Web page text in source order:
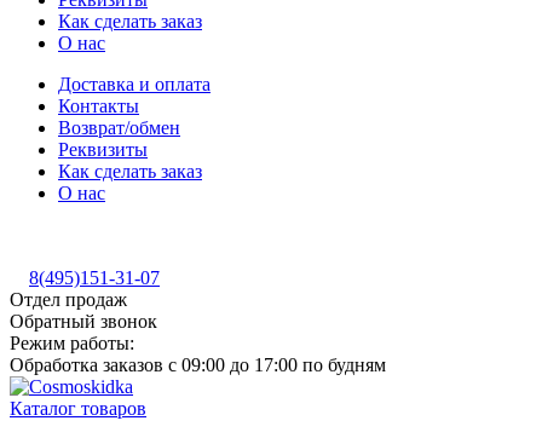
Как сделать заказ
О нас
Доставка и оплата
Контакты
Возврат/обмен
Реквизиты
Как сделать заказ
О нас
8(495)151-31-07
Отдел продаж
Обратный звонок
Режим работы:
Обработка заказов с 09:00 до 17:00 по будням
Каталог товаров